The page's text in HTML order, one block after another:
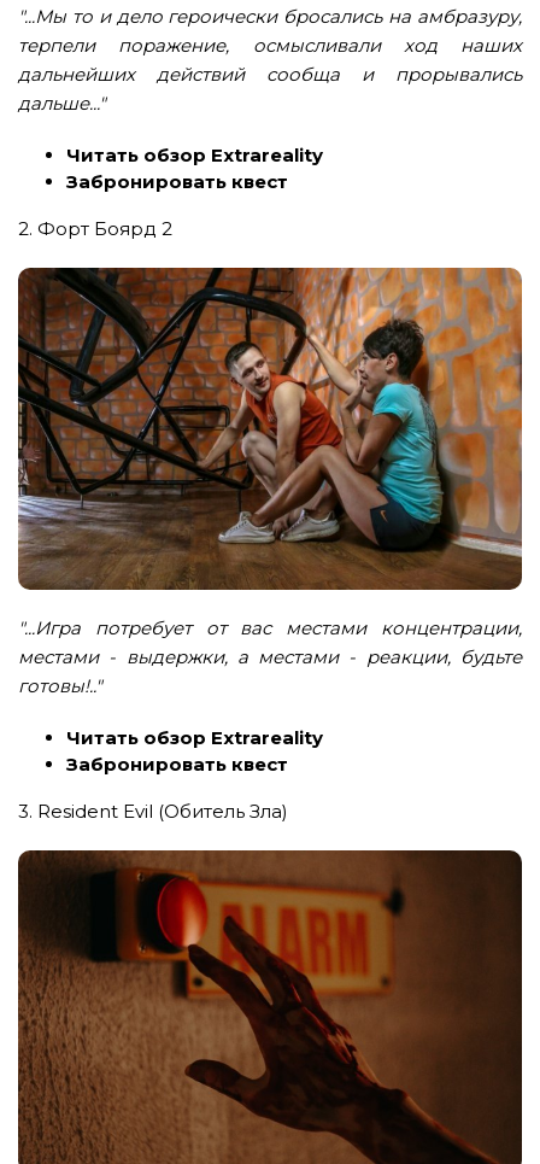
"...Мы то и дело героически бросались на амбразуру,
терпели поражение, осмысливали ход наших
дальнейших действий сообща и прорывались
дальше..."
Читать обзор Extrareality
Забронировать квест
2. Форт Боярд 2
"...Игра потребует от вас местами концентрации,
местами - выдержки, а местами - реакции, будьте
готовы!.."
Читать обзор Extrareality
Забронировать квест
3. Resident Evil (Обитель Зла)